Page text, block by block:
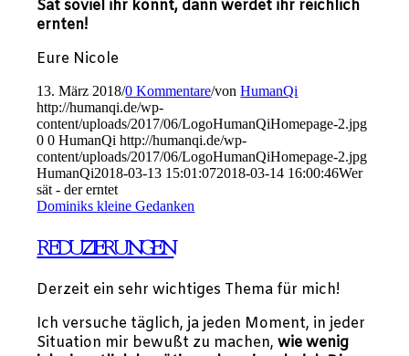
Sät soviel ihr könnt, dann werdet ihr reichlich
ernten!
Eure Nicole
13. März 2018/0 Kommentare/vonHumanQi
http://humanqi.de/wp-
content/uploads/2017/06/LogoHumanQiHomepage-2.jpg
0 0 HumanQi http://humanqi.de/wp-
content/uploads/2017/06/LogoHumanQiHomepage-2.jpg
HumanQi2018-03-13 15:01:072018-03-14 16:00:46Wer
sät - der erntet
Dominiks kleine Gedanken
REDUZIERUNGEN
Derzeit ein sehr wichtiges Thema für mich!
Ich versuche täglich, ja jeden Moment, in jeder
Situation mir bewußt zu machen,wie wenig